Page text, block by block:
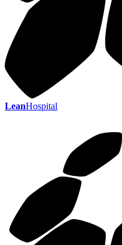
LeanHospital